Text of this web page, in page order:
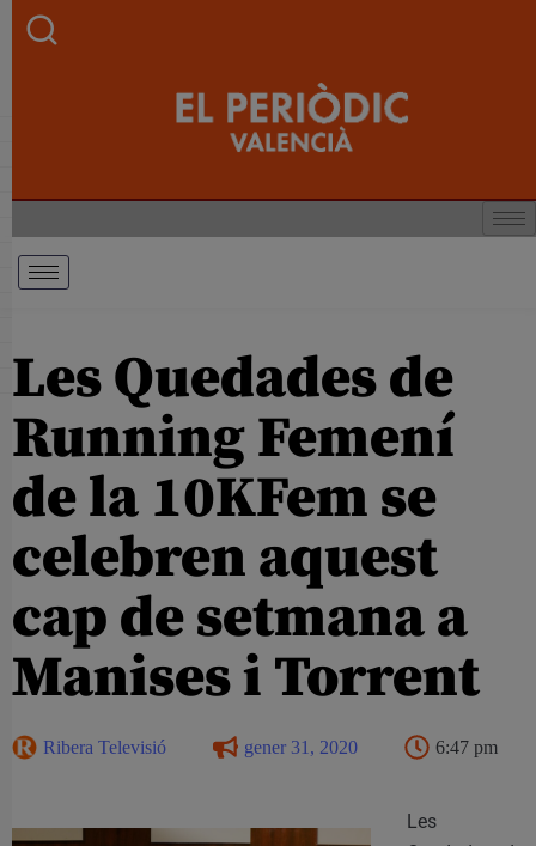
Les Quedades de
Running Femení
de la 10KFem se
celebren aquest
cap de setmana a
Manises i Torrent
Ribera Televisió gener 31, 2020 6:47 pm
Les